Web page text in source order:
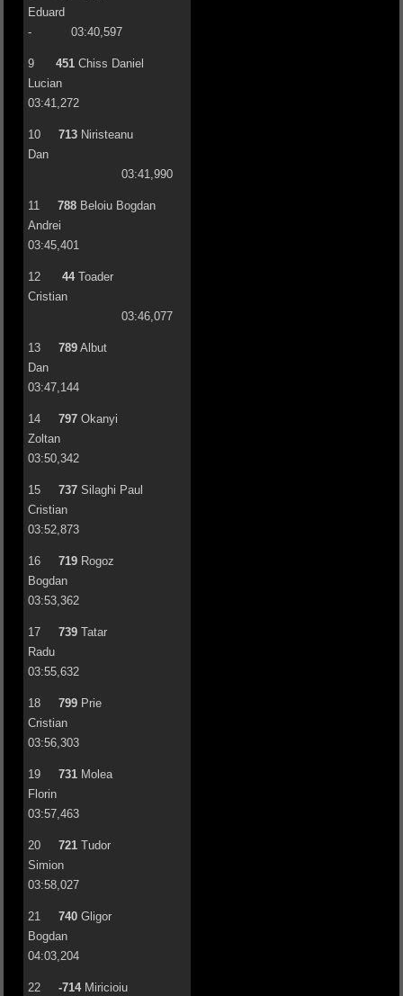
Eduard
- 03:40,597
9451 Chiss Daniel
Lucian
03:41,272
10713 Niristeanu
Dan
03:41,990
11788 Beloiu Bogdan
Andrei
03:45,401
1244Toader
Cristian
03:46,077
13789 Albut
Dan
03:47,144
14797 Okanyi
Zoltan
03:50,342
15737 Silaghi Paul
Cristian
03:52,873
16719 Rogoz
Bogdan
03:53,362
17739 Tatar
Radu
03:55,632
18799 Prie
Cristian
03:56,303
19731 Molea
Florin
03:57,463
20721 Tudor
Simion
03:58,027
21740 Gligor
Bogdan
04:03,204
22-714Miricioiu